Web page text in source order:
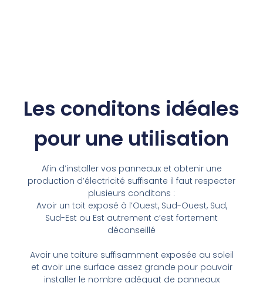
Les conditons idéales
pour une utilisation
Afin d’installer vos panneaux et obtenir une
production d’électricité suffisante il faut respecter
plusieurs conditons :
Avoir un toit exposé à l’Ouest, Sud-Ouest, Sud,
Sud-Est ou Est autrement c’est fortement
déconseillé
Avoir une toiture suffisamment exposée au soleil
et avoir une surface assez grande pour pouvoir
installer le nombre adéquat de panneaux